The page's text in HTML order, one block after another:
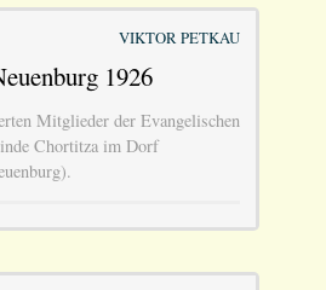
VIKTOR PETKAU
1926
Mitglieder der Evangelischen
Chortitza im Dorf